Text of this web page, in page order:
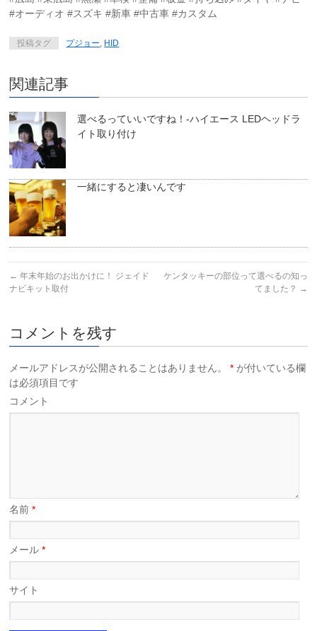
#オーディオ #スズキ #新車 #中古車 #カスタム
投稿タグ プジョー HID
関連記事
選べるっていいですね！-ハイエース LEDヘッドラ
イト取り付け
一緒にすると凄いんです
← 年末年始のお出かけに！ ジェイド
ナビキット取付
ケンタッキーの部位って選べるの知っ
てました？ →
コメントを残す
メールアドレスが公開されることはありません。 * が付いている欄
は必須項目です
コメント
名前*
メール*
サイト